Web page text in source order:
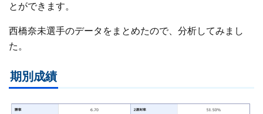
とができます。
西橋奈未選手のデータをまとめたので、分析してみまし
た。
期別成績